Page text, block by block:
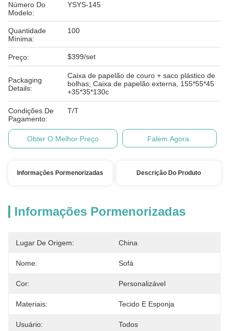
Número Do
Modelo:
YSYS-145
Quantidade
Mínima:
100
Preço: $399/set
Packaging
Details:
Caixa de papelão de couro + saco plástico de
bolhas; Caixa de papelão externa, 155*55*45
+35*35*130c
Condições De
Pagamento:
T/T
Obter O Melhor Preço Falem Agora.
Informações Pormenorizadas Descrição Do Produto
Informações Pormenorizadas
Lugar De Origem: China
Nome: Sofá
Cor: Personalizável
Materiais: Tecido E Esponja
Usuário: Todos